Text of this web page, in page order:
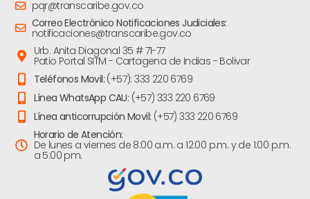
pqr@transcaribe.gov.co
Correo Electrónico Notificaciones Judiciales:
notificaciones@transcaribe.gov.co
Urb. Anita Diagonal 35 # 71-77
Patio Portal SITM - Cartagena de Indias - Bolivar
Teléfonos Movil: (+57): 333 220 6769
Línea WhatsApp CAU: (+57) 333 220 6769
Línea anticorrupción Movil: (+57) 333 220 6769
Horario de Atención:
De lunes a viernes de 8:00 a.m. a 12:00 p.m. y de 1:00 p.m.
a 5:00 pm.